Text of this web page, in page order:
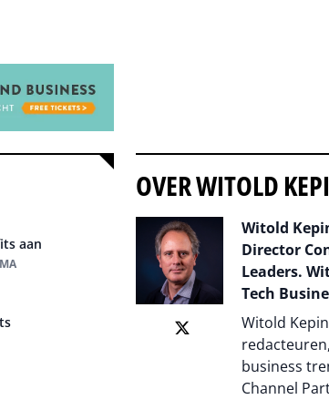
aan
OVER WITOLD
Witold
Director
Leaders.
Tech
Witold
business
Channel